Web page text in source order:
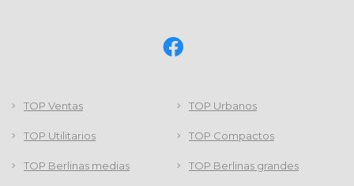
TOP Ventas TOP Urbanos
TOP Utilitarios TOP Compactos
TOP Berlinas medias TOP Berlinas grandes